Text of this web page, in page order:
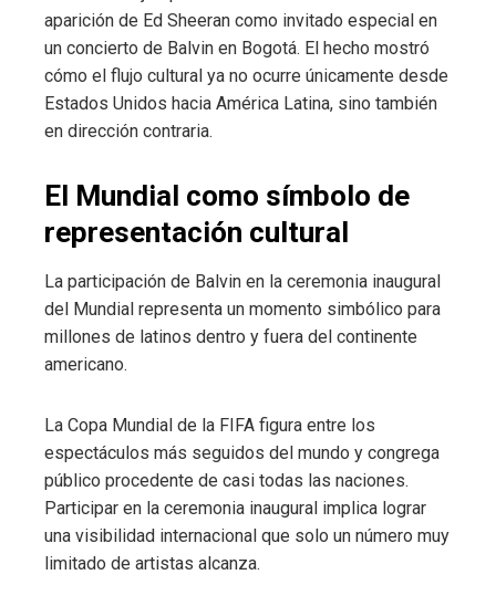
aparición de Ed Sheeran como invitado especial en
un concierto de Balvin en Bogotá. El hecho mostró
cómo el flujo cultural ya no ocurre únicamente desde
Estados Unidos hacia América Latina, sino también
en dirección contraria.
El Mundial como símbolo de
representación cultural
La participación de Balvin en la ceremonia inaugural
del Mundial representa un momento simbólico para
millones de latinos dentro y fuera del continente
americano.
La Copa Mundial de la FIFA figura entre los
espectáculos más seguidos del mundo y congrega
público procedente de casi todas las naciones.
Participar en la ceremonia inaugural implica lograr
una visibilidad internacional que solo un número muy
limitado de artistas alcanza.